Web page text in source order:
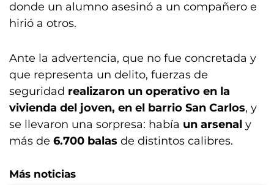
donde un alumno asesinó a un compañero e
hirió a otros.
Ante la advertencia, que no fue concretada y
que representa un delito, fuerzas de
seguridad realizaron un operativo en la
vivienda del joven, en el barrio San Carlos, y
se llevaron una sorpresa: había un arsenal y
más de 6.700 balas de distintos calibres.
Más noticias